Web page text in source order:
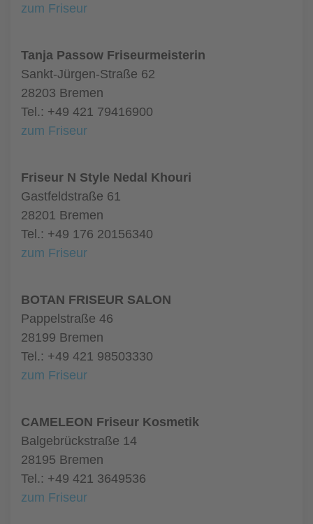
zum Friseur
Tanja Passow Friseurmeisterin
Sankt-Jürgen-Straße 62
28203 Bremen
Tel.: +49 421 79416900
zum Friseur
Friseur N Style Nedal Khouri
Gastfeldstraße 61
28201 Bremen
Tel.: +49 176 20156340
zum Friseur
BOTAN FRISEUR SALON
Pappelstraße 46
28199 Bremen
Tel.: +49 421 98503330
zum Friseur
CAMELEON Friseur Kosmetik
Balgebrückstraße 14
28195 Bremen
Tel.: +49 421 3649536
zum Friseur